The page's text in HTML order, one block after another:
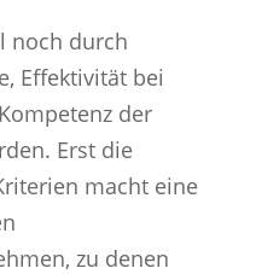
noch durch
Effektivität bei
der
Erst die
macht eine
zu denen